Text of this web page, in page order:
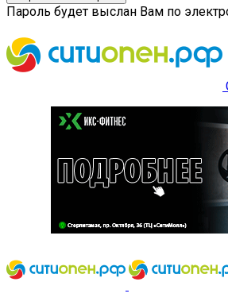
Пароль будет выслан Вам по